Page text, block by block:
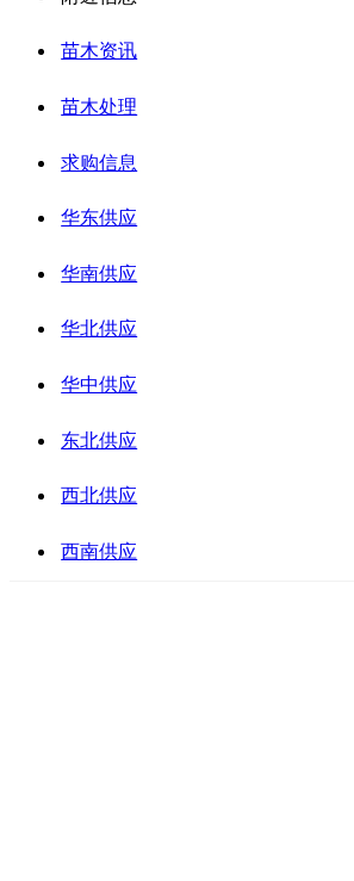
苗木资讯
苗木处理
求购信息
华东供应
华南供应
华北供应
华中供应
东北供应
西北供应
西南供应